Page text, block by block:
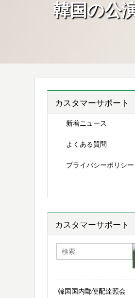
韓国の公
カスタマーサポート
新着ニュース
よくある質問
プライバシーポリシー
カスタマーサポート
韓国国内郵便配達照会